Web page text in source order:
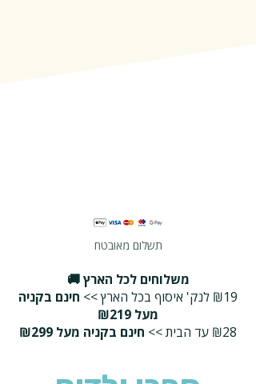
תשלום מאובטח
משלוחים לכל הארץ 🚚
₪19 לנק' איסוף בכל הארץ >>
חינם בקניה
מעל ₪219
₪28 עד הבית >>
חינם בקניה מעל ₪299